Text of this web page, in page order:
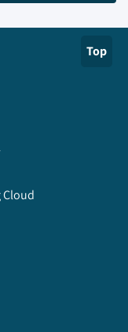
Top
Cloud